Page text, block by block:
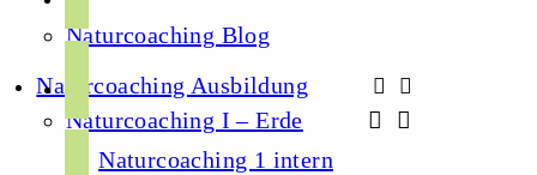
Naturcoaching Blog
Naturcoaching Ausbildung
Naturcoaching I – Erde
Naturcoaching 1 intern
c
b
o
n
s